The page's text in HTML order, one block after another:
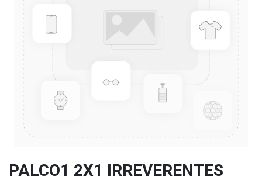
PALCO1 2X1 IRREVERENTES